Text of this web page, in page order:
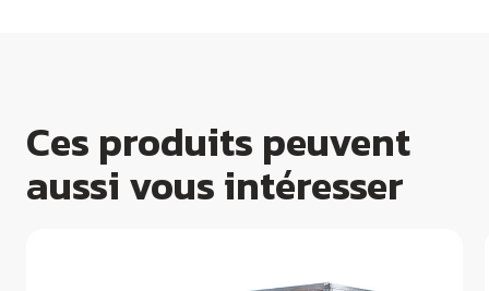
Ces produits peuvent
aussi vous intéresser